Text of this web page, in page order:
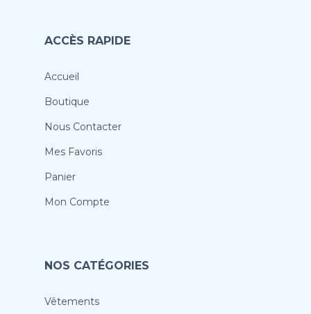
ACCÈS RAPIDE
Accueil
Boutique
Nous Contacter
Mes Favoris
Panier
Mon Compte
NOS CATÉGORIES
Vêtements